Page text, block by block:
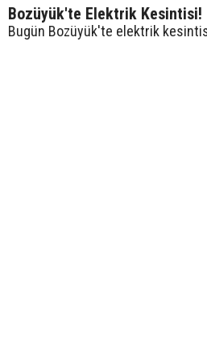
Bozüyük'te Elektrik Kesintisi!
Bugün Bozüyük'te elektrik